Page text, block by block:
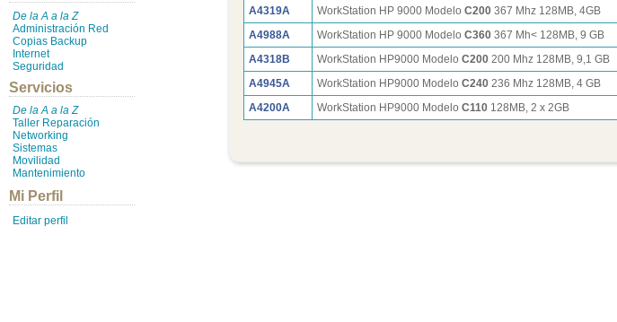
De la A a la Z
Administración Red
Copias Backup
Internet
Seguridad
Servicios
De la A a la Z
Taller Reparación
Networking
Sistemas
Movilidad
Mantenimiento
Mi Perfil
Editar perfil
A4319A
WorkStation HP 9000 Modelo C200 367 Mhz 128MB, 4GB
A4988A
WorkStation HP 9000 Modelo C360 367 Mh< 128MB, 9 GB
A4318B
WorkStation HP9000 Modelo C200 200 Mhz 128MB, 9,1 GB
A4945A
WorkStation HP9000 Modelo C240 236 Mhz 128MB, 4 GB
A4200A
WorkStation HP9000 Modelo C110 128MB, 2 x 2GB